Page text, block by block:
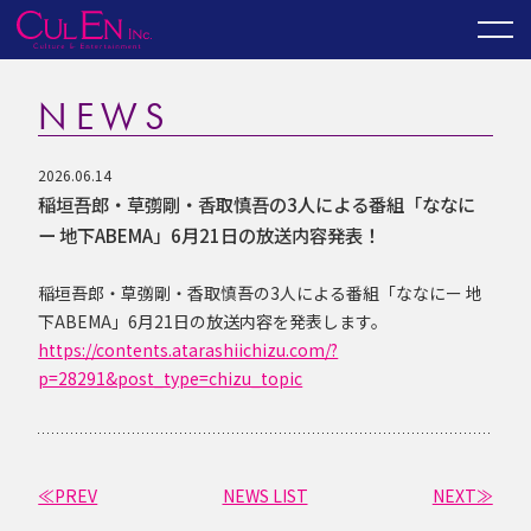
NEWS
2026.06.14
稲垣吾郎・草彅剛・香取慎吾の3人による番組「ななに
ー 地下ABEMA」6月21日の放送内容発表！
稲垣吾郎・草彅剛・香取慎吾の3人による番組「ななにー 地
下ABEMA」6月21日の放送内容を発表します。
https://contents.atarashiichizu.com/?
p=28291&post_type=chizu_topic
≪PREV NEWS LIST NEXT≫